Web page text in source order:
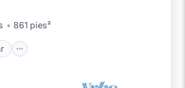
861 pies²